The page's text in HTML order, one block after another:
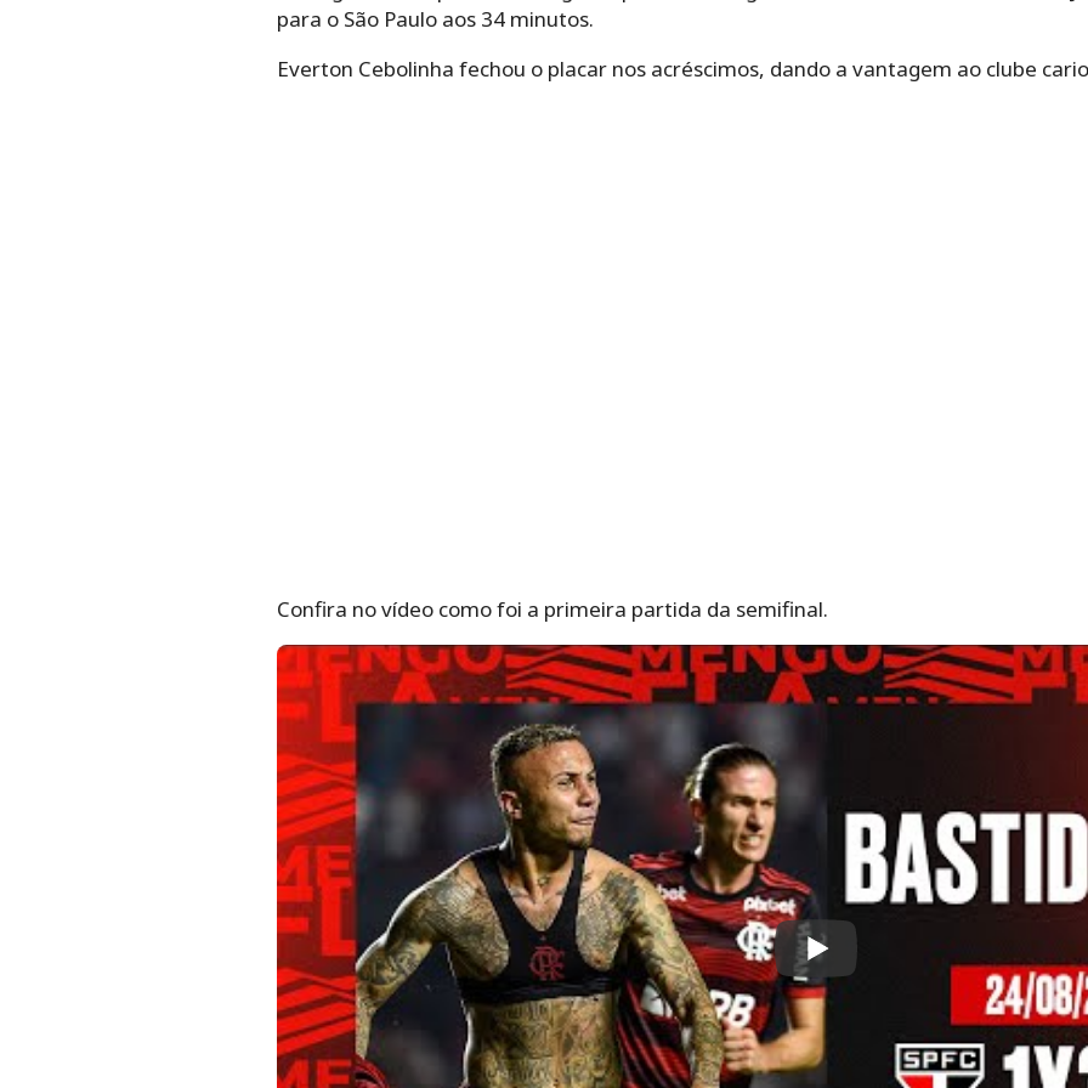
para o São Paulo aos 34 minutos.
Everton Cebolinha fechou o placar nos acréscimos, dando a vantagem ao clube
Confira no vídeo como foi a primeira partida da semifinal.